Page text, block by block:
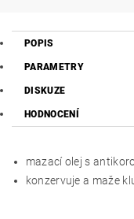
POPIS
PARAMETRY
DISKUZE
HODNOCENÍ
mazací olej s
konzervuje a maže